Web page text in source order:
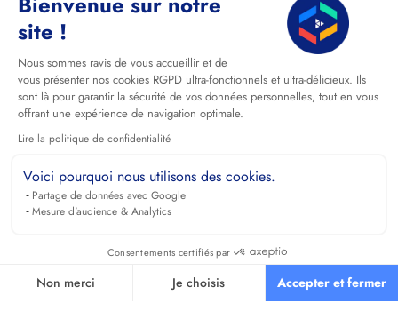
site !
Nous sommes ravis de vous accueillir et de
vous présenter nos cookies RGPD ultra-fonctionnels et ultra-délicieux. Ils
sont là pour garantir la sécurité de vos données personnelles, tout en vous
offrant une expérience de navigation optimale.
Lire la politique de confidentialité
Voici pourquoi nous utilisons des cookies.
Partage de données avec Google
Mesure d'audience & Analytics
Consentements certifiés par
Non merci Je choisis Accepter et fermer